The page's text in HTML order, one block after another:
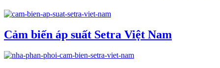
Cảm biến áp suất Setra Việt Nam